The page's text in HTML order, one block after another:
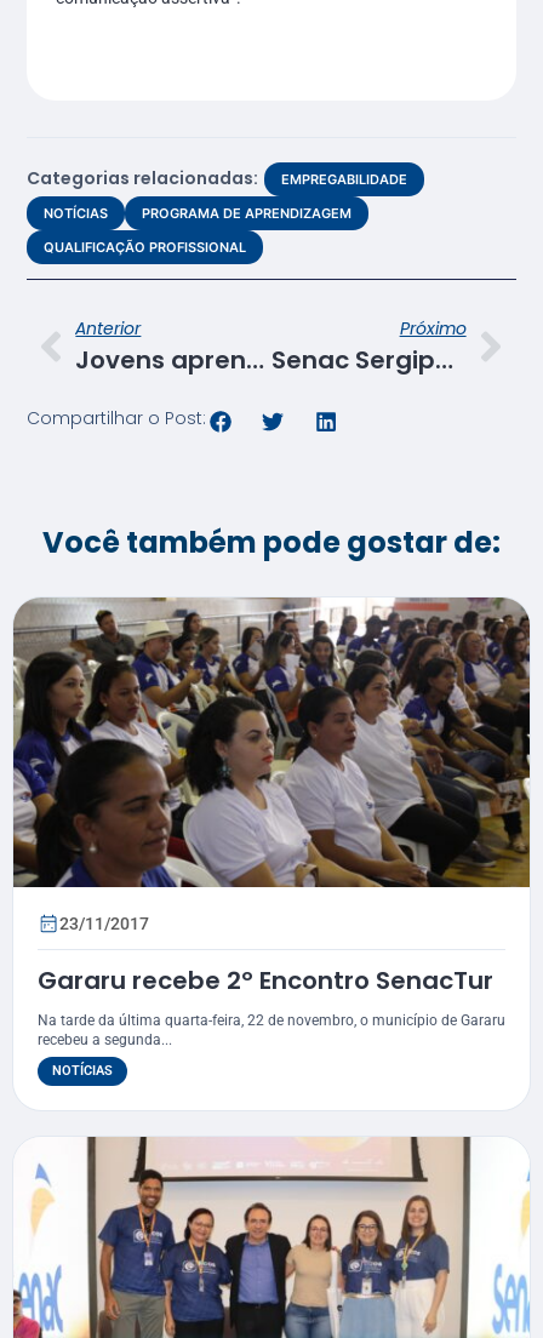
Categorias relacionadas:
EMPREGABILIDADE
NOTÍCIAS
PROGRAMA DE APRENDIZAGEM
QUALIFICAÇÃO PROFISSIONAL
Anterior
Jovens aprendizes do Senac Itabaiana planejam 50 consultorias para negócios locais
Próximo
Senac Sergipe e ADA Metaverso articulam parceria para impulsionar turismo imersivo no estado
Compartilhar o Post:
Você também pode gostar de:
23/11/2017
Gararu recebe 2º Encontro SenacTur
Na tarde da última quarta-feira, 22 de novembro, o município de Gararu
recebeu a segunda...
NOTÍCIAS